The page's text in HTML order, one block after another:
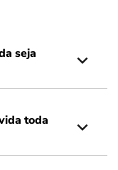
seja
toda